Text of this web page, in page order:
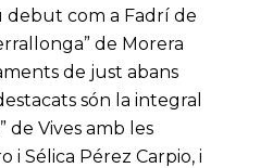
debut com a Fadrí de
de Morera
de just abans
són la integral
de Vives amb les
i Sélica Pérez Carpio, i